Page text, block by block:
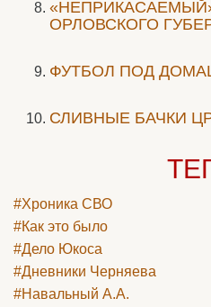
ОРЛОВСКОГО
ФУТБОЛ ПОД
СЛИВНЫЕ БАЧКИ
#Хроника СВО
#Как это было
#Дело Юкоса
#Дневники Черняева
#Навальный А.А.